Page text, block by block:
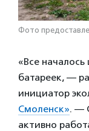
Фото
«Все
батареек, —
инициатор
Смоленск». —
активно